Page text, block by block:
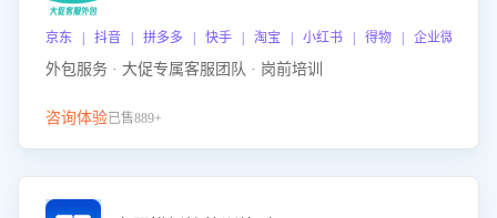
京东 | 抖音 | 拼多多 | 快手 | 淘宝 | 小红书 | 得物 | 企业微信
外包服务 · 大促专属客服团队 · 岗前培训
咨询体验已售889+